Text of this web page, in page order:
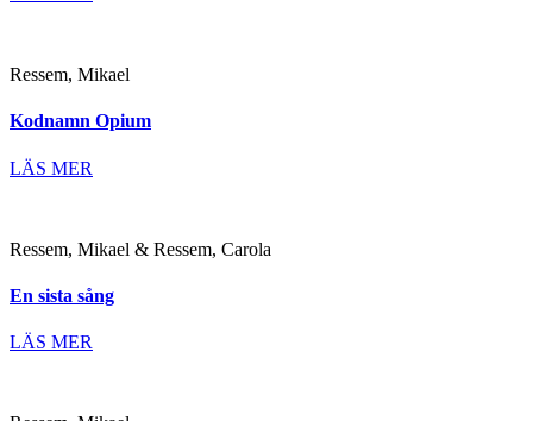
Ressem, Mikael
Kodnamn Opium
LÄS MER
Ressem, Mikael & Ressem, Carola
En sista sång
LÄS MER